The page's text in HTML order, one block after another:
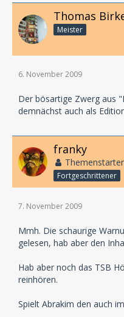
Thomas
Meister
6. November 2009
Der bösartige Zwerg aus
demnächst auch als
franky
Themenstarter
Fortgeschrittener
7. November 2009
Mmh. Die schaurige
gelesen, hab aber den
Hab aber noch das TSB
reinhören.
Spielt Abrakim den auch